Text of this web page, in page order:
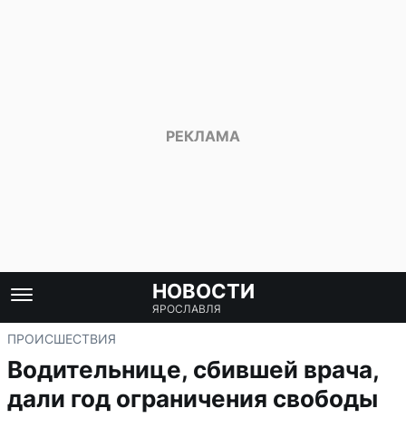
НОВОСТИ
ЯРОСЛАВЛЯ
ПРОИСШЕСТВИЯ
Водительнице, сбившей врача,
дали год ограничения свободы